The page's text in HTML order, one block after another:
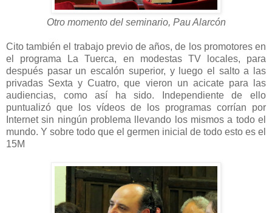
Otro momento del seminario, Pau Alarcón
Cito también el trabajo previo de años, de los promotores en
el programa La Tuerca, en modestas TV locales, para
después pasar un escalón superior, y luego el salto a las
privadas Sexta y Cuatro, que vieron un acicate para las
audiencias, como así ha sido. Independiente de ello
puntualizó que los vídeos de los programas corrían por
Internet sin ningún problema llevando los mismos a todo el
mundo. Y sobre todo que el germen inicial de todo esto es el
15M